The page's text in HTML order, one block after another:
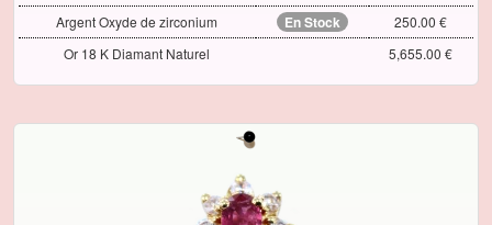
Argent Oxyde de zirconium En Stock
250.00 €
Or 18 K Diamant Naturel
5,655.00 €